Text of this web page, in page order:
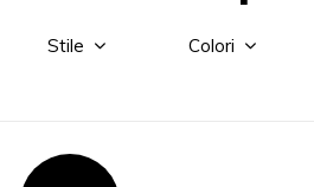
Stile Colori